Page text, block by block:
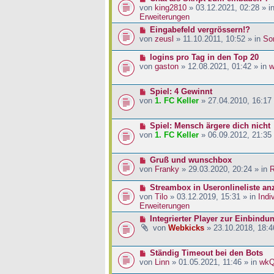
a
g
i
t
r
a
g
r
B
e
t
r
a
g
e
u
e
B
e
t
a
g
von king2810 » 03.12.2021, 02:28 » in
Erweiterungen
N
e
e
r
e
t
a
g
Eingabefeld vergrössern!?
von zeusl » 11.10.2011, 10:52 » in
N
e
e
B
i
r
g
logins pro Tag in den Top 20
von gaston » 12.08.2021, 01:42 » in
N
e
e
B
i
r
a
g
Spiel: 4 Gewinnt
von 1. FC Keller » 27.04.2010, 16:17
N
e
e
B
e
t
r
a
g
Spiel: Mensch ärgere dich nicht
von 1. FC Keller » 06.09.2012, 21:35
N
e
e
r
B
e
t
a
g
Gruß und wunschbox
von Franky » 29.03.2020, 20:24 » in
N
e
u
e
B
t
Streambox in Useronlineliste
von Tilo » 03.12.2019, 15:31 » in
Erweiterungen
N
e
e
B
Integrierter Player zur
von Webkicks » 23.10.2018,
N
e
Ständig Timeout bei den Bots
von Linn » 01.05.2021, 11:46 » in